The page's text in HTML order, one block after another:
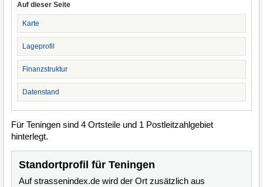
Auf dieser Seite
Karte
Lageprofil
Finanzstruktur
Datenstand
Für Teningen sind 4 Ortsteile und 1 Postleitzahlgebiet
hinterlegt.
Standortprofil für Teningen
Auf strassenindex.de wird der Ort zusätzlich aus